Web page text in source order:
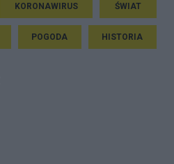
KORONAWIRUS ŚWIAT
POGODA HISTORIA